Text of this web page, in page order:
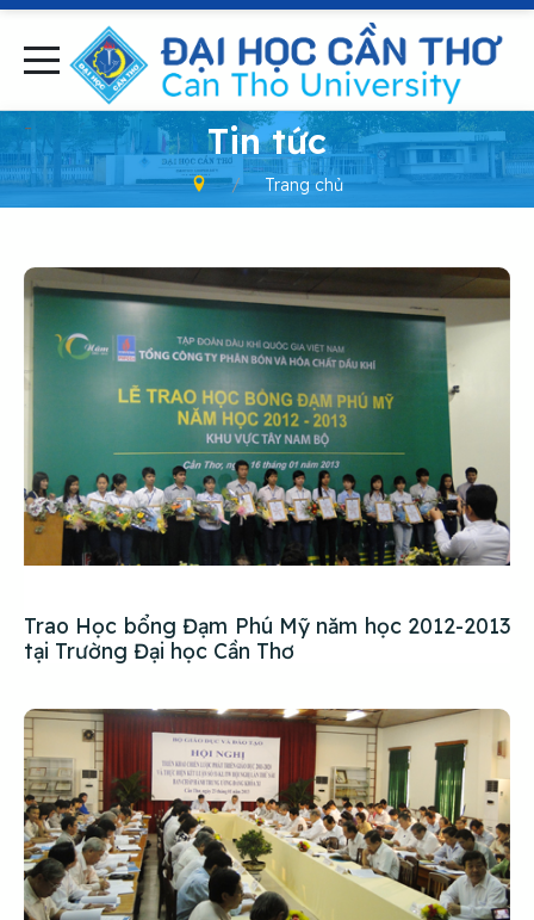
- Tin tức
Trang chủ
Trao Học bổng Đạm Phú Mỹ năm học 2012-2013
tại Trường Đại học Cần Thơ